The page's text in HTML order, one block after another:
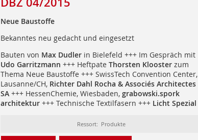
Neue Baustoffe
Bekanntes neu gedacht und eingesetzt
Bauten von Max Dudlerin Bielefeld +++ Im Gespräch mit
Udo Garritzmann +++ Heftpate Thorsten Klooster zum
Thema Neue Baustoffe +++ SwissTech Convention Center,
Lausanne/CH, Richter Dahl Rocha & Associés Architectes
SA+++ HessenChemie, Wiesbaden, grabowski.spork
architektur+++ Technische Textilfasern +++ Licht Spezial
Ressort: Produkte